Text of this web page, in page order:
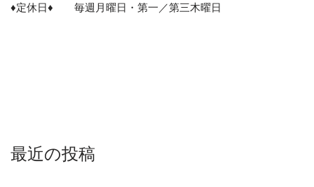
♦︎定休日♦︎ 毎週月曜日・第一／第三木曜日
最近の投稿